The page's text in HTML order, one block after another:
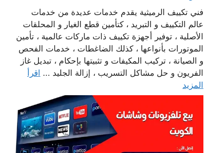
فني تكييف الرميثية يقدم خدمات عديدة من خدمات
عالم التكييف و التبريد ، كتأمين قطع الغيار و المحلقات
الأصلية ، توفير أجهزة تكييف ذات ماركات عالمية ، تأمين
الموتورات بأنواعها ، كذلك الضاغطات ، خدمات الفحص
و الصيانة ، تركيب المكيفات و تثبيتها بإحكام ، تبديل غاز
الفريون و حل مشاكل التسريب ، إزالة الجليد ... اقرأ
المزيد